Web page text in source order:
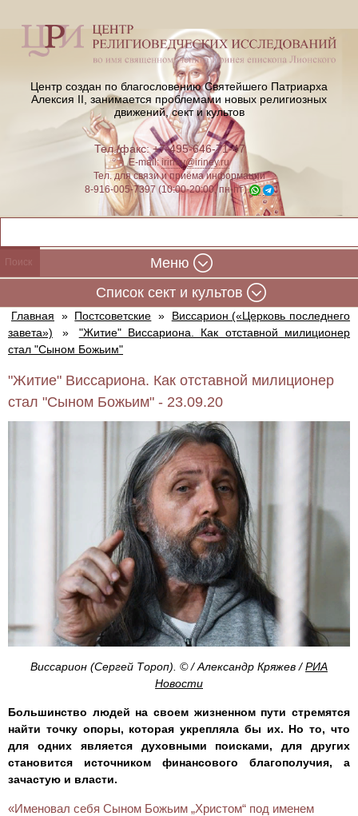
Центр создан по благословению Святейшего Патриарха
Алексия II, занимается проблемами новых религиозных
движений, сект и культов
Тел./факс: +7-495-646-71-47
E-mail:iriney@iriney.ru
Тел. для связи и приёма информации
8-916-005-7397 (10:00-20:00, пн-пт)
Меню
Cписок сект и культов
Главная » Постсоветские »
Виссарион («Церковь последнего
завета»)
»
"Житие" Виссариона. Как отставной милиционер
стал "Сыном Божьим"
"Житие" Виссариона. Как отставной милиционер
стал "Сыном Божьим" - 23.09.20
Виссарион (Сергей Тороп). © / Александр Кряжев /РИА
Новости
Большинство людей на своем жизненном пути стремятся
найти точку опоры, которая укрепляла бы их. Но то, что
для одних является духовными поисками, для других
становится источником финансового благополучия, а
зачастую и власти.
«Именовал себя Сыном Божьим „Христом“ под именем